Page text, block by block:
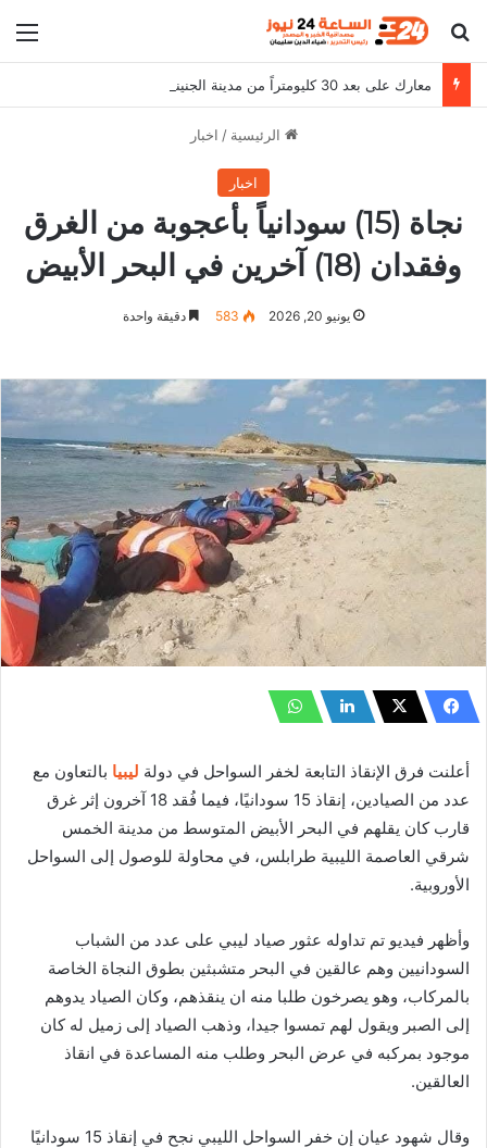
بحث عن
الرئيسية / اخبار
اخبار
نجاة (15) سودانياً بأعجوبة من الغرق
وفقدان (18) آخرين في البحر الأبيض
يونيو 20, 2026 583 دقيقة واحدة
أعلنت فرق الإنقاذ التابعة لخفر السواحل في دولة ليبيا بالتعاون مع
عدد من الصيادين، إنقاذ 15 سودانيًا، فيما فُقد 18 آخرون إثر غرق
قارب كان يقلهم في البحر الأبيض المتوسط من مدينة الخمس
شرقي العاصمة الليبية طرابلس، في محاولة للوصول إلى السواحل
الأوروبية.
وأظهر فيديو تم تداوله عثور صياد ليبي على عدد من الشباب
السودانيين وهم عالقين في البحر متشبثين بطوق النجاة الخاصة
بالمركاب، وهو يصرخون طلبا منه ان ينقذهم، وكان الصياد يدوهم
إلى الصبر ويقول لهم تمسوا جيدا، وذهب الصياد إلى زميل له كان
موجود بمركبه في عرض البحر وطلب منه المساعدة في انقاذ
العالقين.
وقال شهود عيان إن خفر السواحل الليبي نجح في إنقاذ 15 سودانيًا